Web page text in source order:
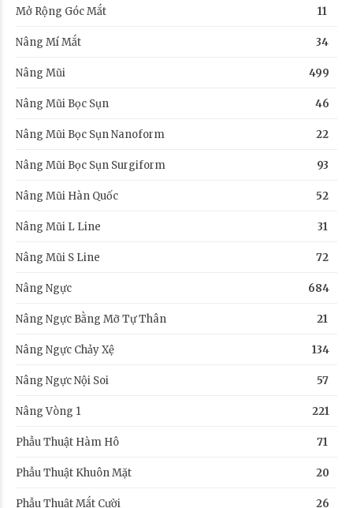
Mở Rộng Góc Mắt 11
Nâng Mí Mắt 34
Nâng Mũi 499
Nâng Mũi Bọc Sụn 46
Nâng Mũi Bọc Sụn Nanoform 22
Nâng Mũi Bọc Sụn Surgiform 93
Nâng Mũi Hàn Quốc 52
Nâng Mũi L Line 31
Nâng Mũi S Line 72
Nâng Ngực 684
Nâng Ngực Bằng Mỡ Tự Thân 21
Nâng Ngực Chảy Xệ 134
Nâng Ngực Nội Soi 57
Nâng Vòng 1 221
Phẫu Thuật Hàm Hô 71
Phẫu Thuật Khuôn Mặt 20
Phẫu Thuật Mắt Cười 26